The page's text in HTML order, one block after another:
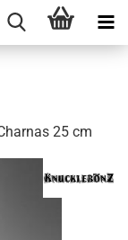
25 cm